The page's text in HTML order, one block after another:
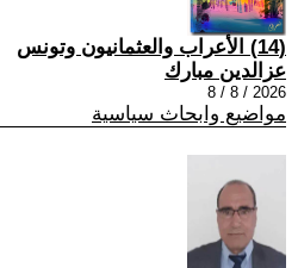
(14) الأعراب والعثمانيون وتونس
عزالدين مبارك
2026 / 8 / 8
مواضيع وابحاث سياسية